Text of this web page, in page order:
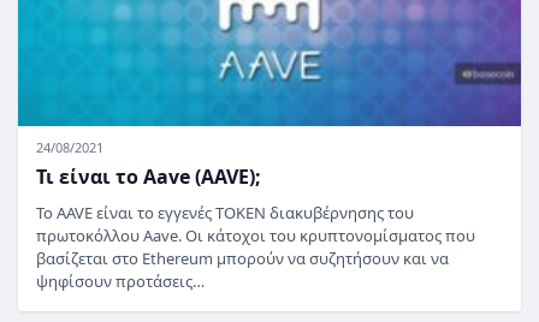
24/08/2021
Τι είναι το Aave (AAVE);
Το AAVE είναι το εγγενές TOKEN διακυβέρνησης του
πρωτοκόλλου Aave. Οι κάτοχοι του κρυπτονομίσματος που
βασίζεται στο Ethereum μπορούν να συζητήσουν και να
ψηφίσουν προτάσεις…